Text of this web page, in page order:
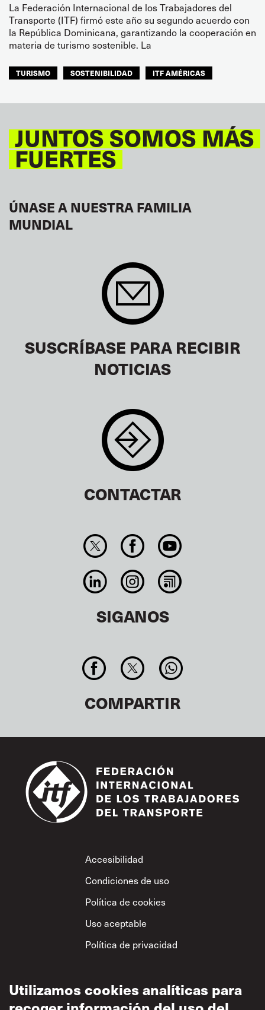
La Federación Internacional de los Trabajadores del
Transporte (ITF) firmó este año su segundo acuerdo con
la República Dominicana, garantizando la cooperación en
materia de turismo sostenible. La
TURISMO SOSTENIBILIDAD ITF AMÉRICAS
JUNTOS SOMOS MÁS
FUERTES
ÚNASE A NUESTRA FAMILIA
MUNDIAL
SUSCRÍBASE PARA RECIBIR
NOTICIAS
CONTACTAR
SIGANOS
COMPARTIR
Footer
Accesibilidad
Condiciones de uso
Política de cookies
Uso aceptable
Política de privacidad
Utilizamos cookies analíticas para